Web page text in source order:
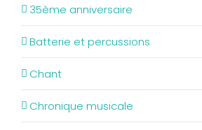
35ème anniversaire
Batterie et percussions
Chant
Chronique musicale